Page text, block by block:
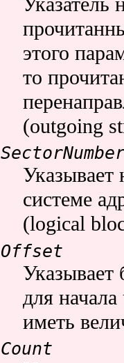
этого
то
(outgoing
Указывает
системе
(logical
Offset
Указывает
для
иметь
Count